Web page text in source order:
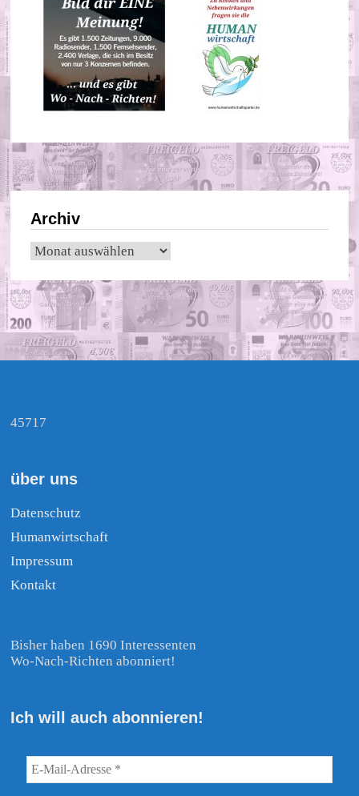
Archiv
Archiv
45717
über uns
Datenschutz
Humanwirtschaft
Impressum
Kontakt
Bisher haben 1690 Interessenten
Wo-Nach-Richten abonniert!
Ich will auch abonnieren!